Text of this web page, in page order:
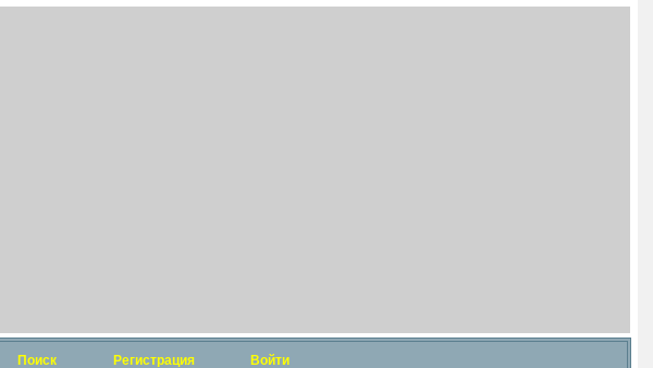
Поиск Регистрация Войти